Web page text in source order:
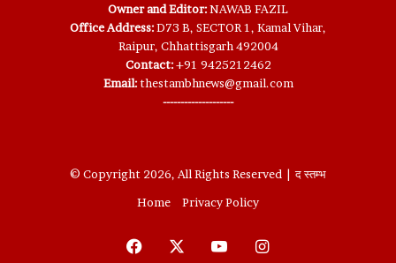
Owner and Editor:NAWAB FAZIL
Office Address:D73 B, SECTOR 1, Kamal Vihar,
Raipur, Chhattisgarh 492004
Contact:+91 9425212462
Email:thestambhnews@gmail.com
--------------------
© Copyright 2026, All Rights Reserved | द स्तम्भ
Home
Privacy Policy
Facebook YouTubeInstagram